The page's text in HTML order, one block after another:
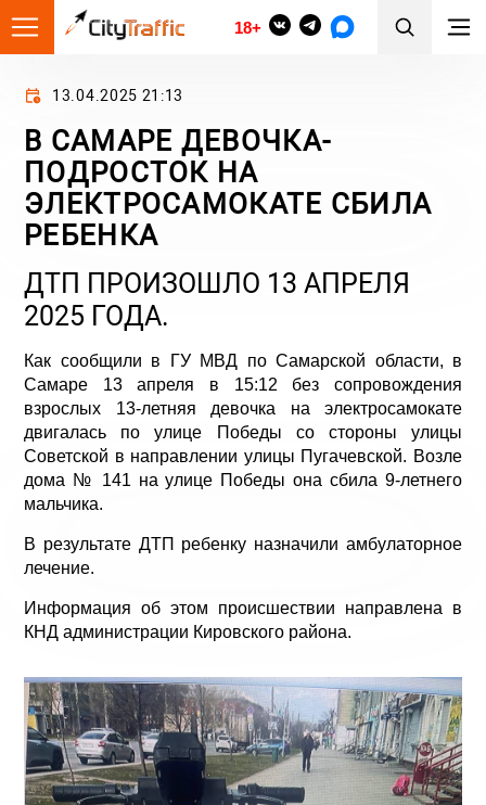
18+
13.04.2025 21:13
В САМАРЕ ДЕВОЧКА-
ПОДРОСТОК НА
ЭЛЕКТРОСАМОКАТЕ СБИЛА
РЕБЕНКА
ДТП ПРОИЗОШЛО 13 АПРЕЛЯ
2025 ГОДА.
Как сообщили в ГУ МВД по Самарской области, в
Самаре 13 апреля в 15:12 без сопровождения
взрослых 13-летняя девочка на электросамокате
двигалась по улице Победы со стороны улицы
Советской в направлении улицы Пугачевской. Возле
дома № 141 на улице Победы она сбила 9-летнего
мальчика.
В результате ДТП ребенку назначили амбулаторное
лечение.
Информация об этом происшествии направлена в
КНД администрации Кировского района.